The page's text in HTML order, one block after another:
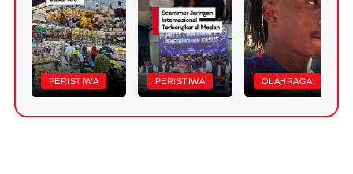
PERISTIWA PERISTIWA OLAHRAGA